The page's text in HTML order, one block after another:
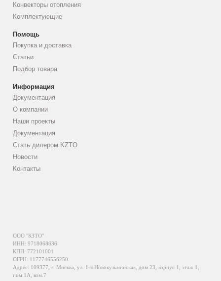
Конвекторы отопления
Комплектующие
Помощь
Покупка и доставка
Статьи
Подбор товара
Информация
Документация
О компании
Наши проекты
Документация
Стать дилером KZTO
Новости
Контакты
ООО "КЗТО"
ИНН: 9718068636
КПП: 772101001
ОГРН: 1177746556250
Адрес: 109377, г. Москва, ул. 1-я Новокузьминская, дом 23, корпус 1, этаж 1,
пом.1А, ком.7